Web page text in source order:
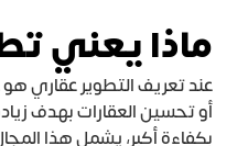
ماذا يعني
عند تعريف التطوير عقاري
أو تحسين العقارات بهدف
بكفاءة أكبر، يشمل هذا